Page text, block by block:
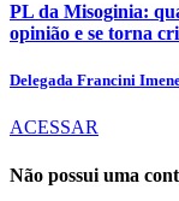
PL da Misoginia:
opinião e se torna
Delegada Francini
ACESSAR
Não possui uma